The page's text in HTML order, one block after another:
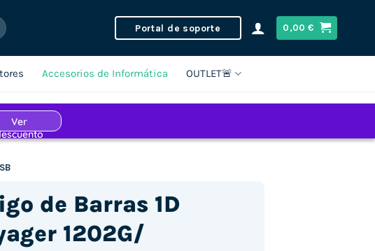
Portal de soporte 0,00€
Accesorios de Informática OUTLET🚨
de Barras 1D
1202G/